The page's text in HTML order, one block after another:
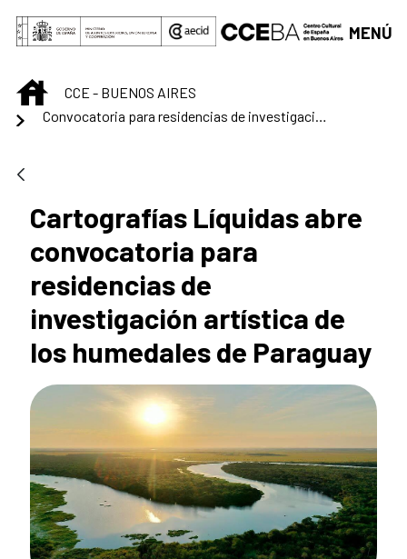
Saltar al contenido principal
MENÚ
INICIOCCE - BUENOS AIRES
Convocatoria para residencias de investigación artística de los humedales de Paraguay
Cartografías Líquidas abre
convocatoria para
residencias de
investigación artística de
los humedales de Paraguay